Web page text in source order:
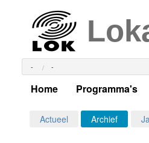
- -
Home Programma's
Alle dagen
Actueel Archief